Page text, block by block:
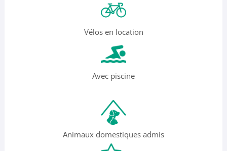
Vélos en location
Avec piscine
Animaux domestiques admis